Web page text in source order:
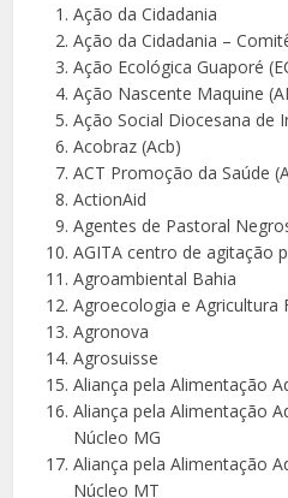
Ação da Cidadania
Ação da Cidadania –
Ação Ecológica Guaporé
Ação Nascente Maquine
Ação Social Diocesana de
Acobraz (Acb)
ACT Promoção da Saúde
ActionAid
Agentes de Pastoral
AGITA centro de agitação
Agroambiental Bahia
Agroecologia e Agricultura
Agronova
Agrosuisse
Aliança pela Alimentação
Aliança pela Alimentação
Núcleo MG
Aliança pela Alimentação
Núcleo MT